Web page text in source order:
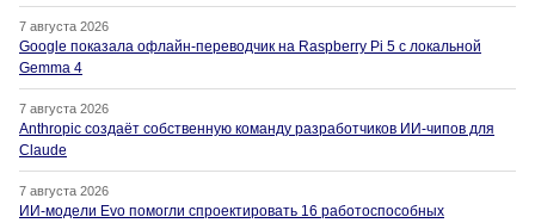
7 августа 2026
Google показала офлайн-переводчик на Raspberry Pi 5 с локальной
Gemma 4
7 августа 2026
Anthropic создаёт собственную команду разработчиков ИИ-чипов для
Claude
7 августа 2026
ИИ-модели Evo помогли спроектировать 16 работоспособных